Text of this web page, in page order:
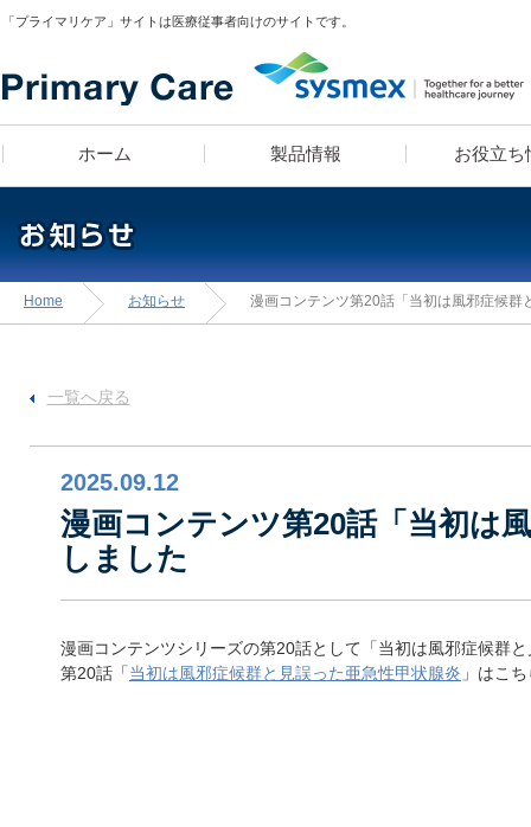
「プライマリケア」サイトは医療従事者向けのサイトです。
ホーム 製品情報
製品ラインナップ 血算装置の導入をお考え
お役立ち
疾患別検査セットライブ
漫画コンテンツ 学べる検査知識クイ
医師のフィロソフィ
医師 宮田俊男に学ぶ
「知っトク！
漫画コンテンツ・クイ
Home お知らせ 漫画コンテンツ第20話「当初は風邪症候
一覧へ戻る
2025.09.12
漫画コンテンツ第20話「当初は
しました
漫画コンテンツシリーズの第20話として「当初は風邪症候群
第20話「 当初は風邪症候群と見誤った亜急性甲状腺炎 」はこ